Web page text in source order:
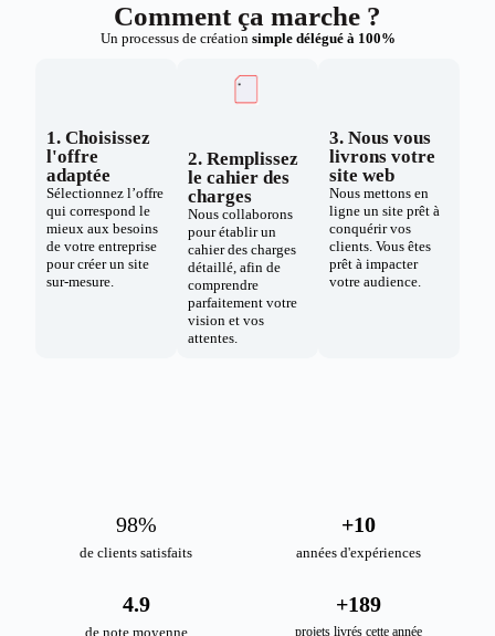
Comment ça marche ?
Un processus de création simple délégué à 100%
1. Choisissez
l'offre
adaptée
Sélectionnez l’offre
qui correspond le
mieux aux besoins
de votre entreprise
pour créer un site
sur-mesure.
2. Remplissez
le cahier des
charges
Nous collaborons
pour établir un
cahier des charges
détaillé, afin de
comprendre
parfaitement votre
vision et vos
attentes.
3. Nous vous
livrons votre
site web
Nous mettons en
ligne un site prêt à
conquérir vos
clients. Vous êtes
prêt à impacter
votre audience.
de clients satisfaits
98%
années d'expériences
+10
de note moyenne
4.9
projets livrés cette année
+189